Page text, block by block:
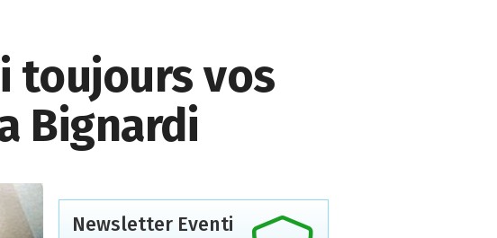
toujours vos
Bignardi
Newsletter Eventi